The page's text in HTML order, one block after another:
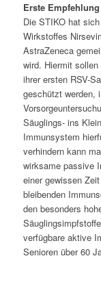
Erste
Die STIKO hat
Wirkstoffes
AstraZeneca
wird. Hiermit sollen
ihrer ersten RSV-
geschützt werden,
Säuglings- ins
Immunsystem
verhindern kann
wirksame passive
einer gewissen
bleibenden
den besonders
verfügbare aktive
Senioren über 60